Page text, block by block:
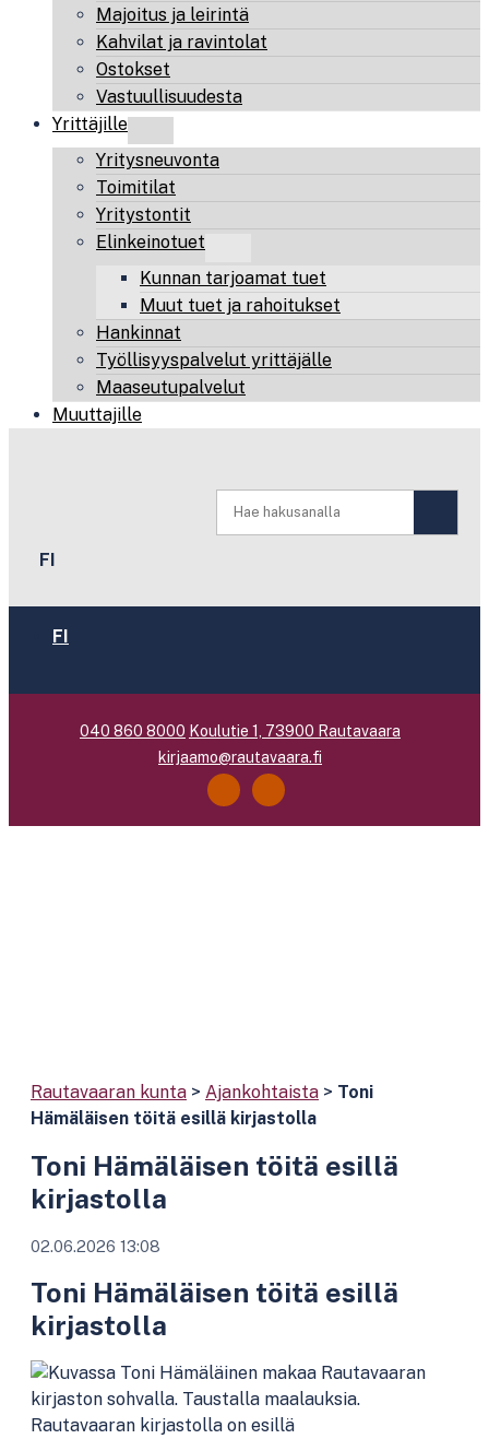
Majoitus ja leirintä
Kahvilat ja ravintolat
Ostokset
Vastuullisuudesta
Yrittäjille
Yritysneuvonta
Toimitilat
Yritystontit
Elinkeinotuet
Kunnan tarjoamat tuet
Muut tuet ja rahoitukset
Hankinnat
Työllisyyspalvelut yrittäjälle
Maaseutupalvelut
Muuttajille
FI
FI
040 860 8000 Koulutie 1, 73900 Rautavaara
kirjaamo@rautavaara.fi
Rautavaaran kunta > Ajankohtaista > Toni
Hämäläisen töitä esillä kirjastolla
Toni Hämäläisen töitä esillä
kirjastolla
02.06.2026 13:08
Toni Hämäläisen töitä esillä
kirjastolla
Rautavaaran kirjastolla on esillä